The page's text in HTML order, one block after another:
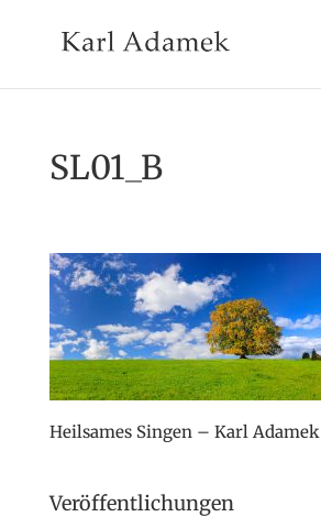
SL01_B
Heilsames Singen – Karl Adamek
Veröffentlichungen